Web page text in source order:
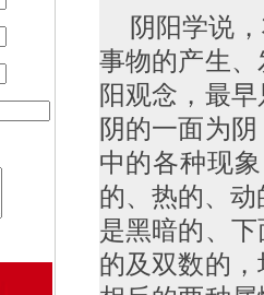
阴阳学说，
事物的产生
阳观念，最
阴的一面为
中的各种现
的、热的、
是黑暗的、
的及双数的